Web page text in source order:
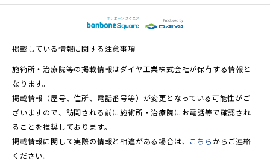
掲載している情報に関する注意事項
施術所・治療院等の掲載情報はダイヤ工業株式会社が保有する情報と
なります。
掲載情報（屋号、住所、電話番号等）が変更となっている可能性がご
ざいますので、訪問される前に施術所・治療院にお電話等で確認され
ることを推奨しております。
掲載情報に関して実際の情報と相違がある場合は、 こちら からご連絡
ください。